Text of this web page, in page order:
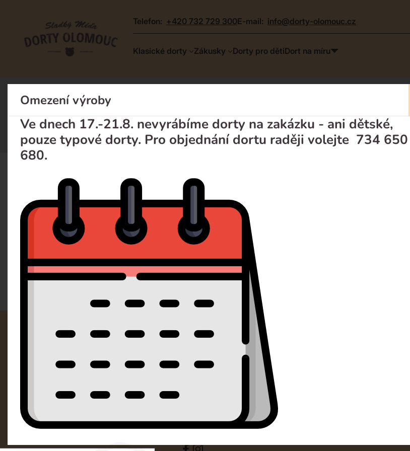
Dorty
dorty
a
poctivá
cukrárna
telefon: +420 732 729 300 e-mail: info@dorty-olomouc.cz
Klasické dorty Zákusky Dorty pro dětiDort na míru
Dort na míru
Dort na míru: bazar
Klasické dorty Zákusky
Kontakty
SM Dorty Olomouc s.r.o.
Mošnerova 1318/14A 77900 Olomouc
+420 732 729 300
info@dorty-olomouc.cz
Omezení výroby
Ve dnech 17.-21.8. nevyrábíme dorty na zakázku - ani dětské,
pouze typové dorty. Pro objednání dortu raději volejte 734 650
680.